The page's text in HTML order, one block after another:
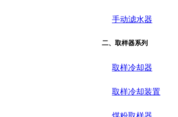
手动滤水器
二、取样器系列
取样冷却器
取样冷却装置